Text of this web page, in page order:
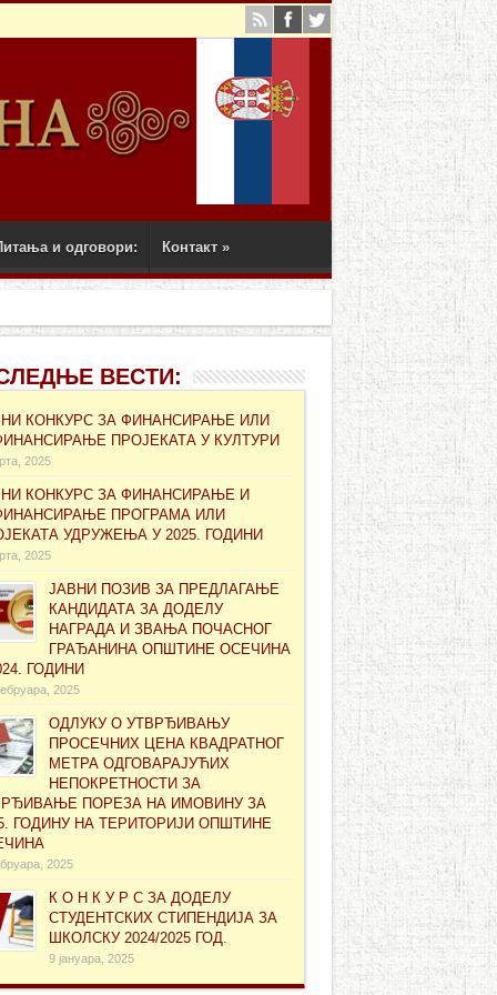
и одговори: Контакт »
ВЕСТИ:
КОНКУРС ЗА ФИНАНСИРАЊЕ ИЛИ
ПРОЈЕКАТА У КУЛТУРИ
2025
КОНКУРС ЗА ФИНАНСИРАЊЕ И
ПРОГРАМА ИЛИ
УДРУЖЕЊА У 2025. ГОДИНИ
2025
ЈАВНИ ПОЗИВ ЗА ПРЕДЛАГАЊЕ
КАНДИДАТА ЗА ДОДЕЛУ
НАГРАДА И ЗВАЊА ПОЧАСНОГ
ГРАЂАНИНА ОПШТИНЕ ОСЕЧИНА
ГОДИНИ
2025
ОДЛУКУ О УТВРЂИВАЊУ
ПРОСЕЧНИХ ЦЕНА КВАДРАТНОГ
МЕТРА ОДГОВАРАЈУЋИХ
НЕПОКРЕТНОСТИ ЗА
ПОРЕЗА НА ИМОВИНУ ЗА
ГОДИНУ НА ТЕРИТОРИЈИ ОПШТИНЕ
2025
К О Н К У Р С ЗА ДОДЕЛУ
СТУДЕНТСКИХ СТИПЕНДИЈА ЗА
ШКОЛСКУ 2024/2025 ГОД.
9 јануара, 2025